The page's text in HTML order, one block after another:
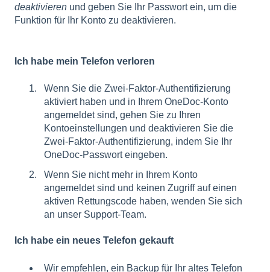
deaktivieren und geben Sie Ihr Passwort ein, um die
Funktion für Ihr Konto zu deaktivieren.
Ich habe mein Telefon verloren
Wenn Sie die Zwei-Faktor-Authentifizierung
aktiviert haben und in Ihrem OneDoc-Konto
angemeldet sind, gehen Sie zu Ihren
Kontoeinstellungen und deaktivieren Sie die
Zwei-Faktor-Authentifizierung, indem Sie Ihr
OneDoc-Passwort eingeben.
Wenn Sie nicht mehr in Ihrem Konto
angemeldet sind und keinen Zugriff auf einen
aktiven Rettungscode haben, wenden Sie sich
an unser Support-Team.
Ich habe ein neues Telefon gekauft
Wir empfehlen, ein Backup für Ihr altes Telefon